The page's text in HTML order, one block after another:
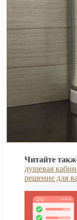
Читайте
душевая
решение для